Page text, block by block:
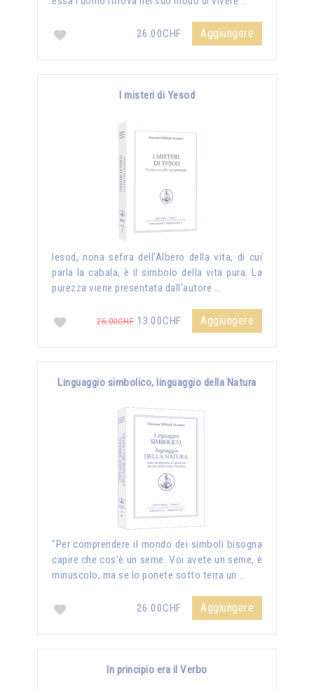
26.00CHF Aggiungere
I misteri di Yesod
Iesod, nona sefira dell’Albero della vita, di cui
parla la cabala, è il simbolo della vita pura. La
purezza viene presentata dall'autore …
26.00CHF 13.00CHF Aggiungere
Linguaggio simbolico, linguaggio della Natura
"Per comprendere il mondo dei simboli bisogna
capire che cos'è un seme. Voi avete un seme, è
minuscolo, ma se lo ponete sotto terra un …
26.00CHF Aggiungere
In principio era il Verbo